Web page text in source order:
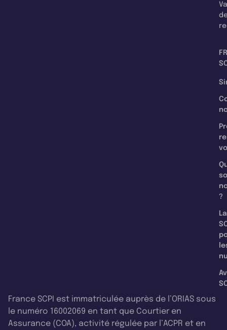
?
La
France SCPI est immatriculée auprès de l’ORIAS sous
le numéro 16002069 en tant que Courtier en
Assurance (COA), activité régulée par l’ACPR et en